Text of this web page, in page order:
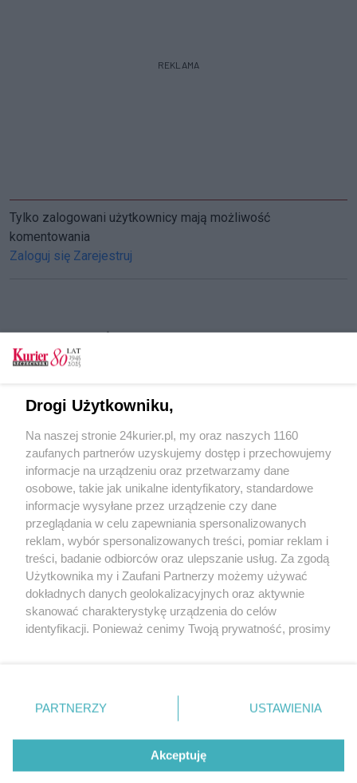
REKLAMA
Tylko zalogowani użytkownicy mają możliwość
komentowania
Zaloguj się Zarejestruj
CZYTAJ TAKŻE
Polak rekordzistą świata w 20-krotnym
PAP uruchamia newsletter informacyjny
Europejski Komitet Regionów poszukuje
kandydata na sekretarza generalnego
POGODA
26℃
Zobacz prognozę na 3 dni
Copyright © 2022 Kurier Szczeciński sp. z o.o.
Wszelkie prawa zastrzeżone
Nota wydawnicza
Nota prawna
Polityka prywatności
Reklama
Drogi Użytkowniku,
Na naszej stronie 24kurier.pl, my oraz naszych 1160
zaufanych partnerów uzyskujemy dostęp i przechowujemy
informacje na urządzeniu oraz przetwarzamy dane
osobowe, takie jak unikalne identyfikatory, standardowe
informacje wysyłane przez urządzenie czy dane
przeglądania w celu zapewniania spersonalizowanych
reklam, wybór spersonalizowanych treści, pomiar reklam i
treści, badanie odbiorców oraz ulepszanie usług. Za zgodą
Użytkownika my i Zaufani Partnerzy możemy używać
dokładnych danych geolokalizacyjnych oraz aktywnie
skanować charakterystykę urządzenia do celów
identyfikacji. Ponieważ cenimy Twoją prywatność, prosimy
prywatności znajdujący się w lewym dolnym rogu strony
. Niektóre rodzaje przetwarzania danych nie wymagają
takiemu przetwarzaniu. Preferencje będą miały
zastosowania tylko na tej witrynie.
PARTNERZY USTAWIENIA
Akceptuję